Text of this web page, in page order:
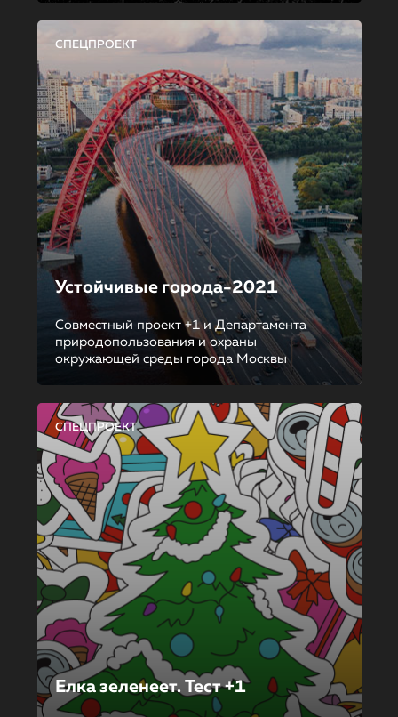
СПЕЦПРОЕКТ
Устойчивые города-2021
Совместный проект +1 и Департамента
природопользования и охраны
окружающей среды города Москвы
СПЕЦПРОЕКТ
Елка зеленеет. Тест +1